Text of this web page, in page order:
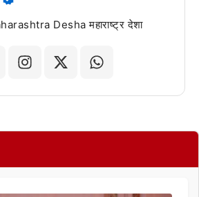
Desha महाराष्ट्र देशा